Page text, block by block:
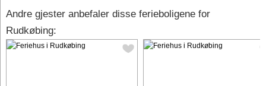
Andre gjester anbefaler disse ferieboligene for
Rudkøbing: